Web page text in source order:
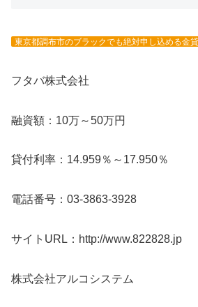
東京都調布市のブラックでも絶対申し込める金
フタバ株式会社
融資額：10万～50万円
貸付利率：14.959％～17.950％
電話番号：03-3863-3928
サイトURL：http://www.822828.jp
株式会社アルコシステム